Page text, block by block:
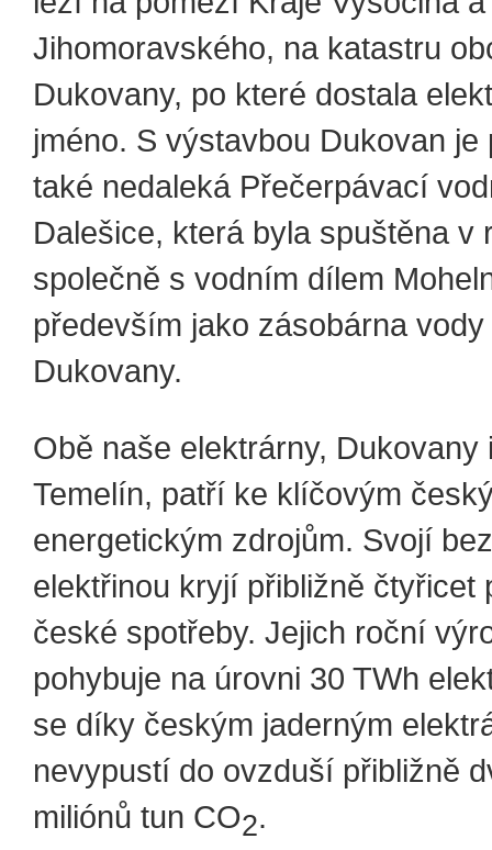
Jihomoravského, na katastru
Dukovany, po které dostala
jméno. S výstavbou Dukovan je
také nedaleká Přečerpávací
Dalešice, která byla spuštěna v
společně s vodním dílem
především jako zásobárna vody
Dukovany.
Obě naše elektrárny, Dukovany
Temelín, patří ke klíčovým
energetickým zdrojům. Svojí
elektřinou kryjí přibližně čtyřicet
české spotřeby. Jejich roční
pohybuje na úrovni 30 TWh
se díky českým jaderným
nevypustí do ovzduší přibližně
miliónů tun CO2.